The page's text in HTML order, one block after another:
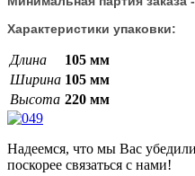
Характеристики упаковки:
Длина
105 мм
Ширина 105 мм
Высота 220 мм
Надеемся, что мы Вас
поскорее связаться с нами!